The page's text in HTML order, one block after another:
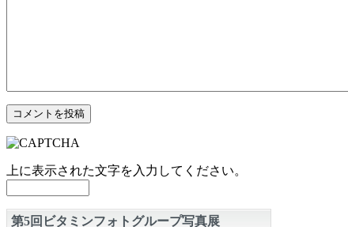
上に表示された文字を入力してください。